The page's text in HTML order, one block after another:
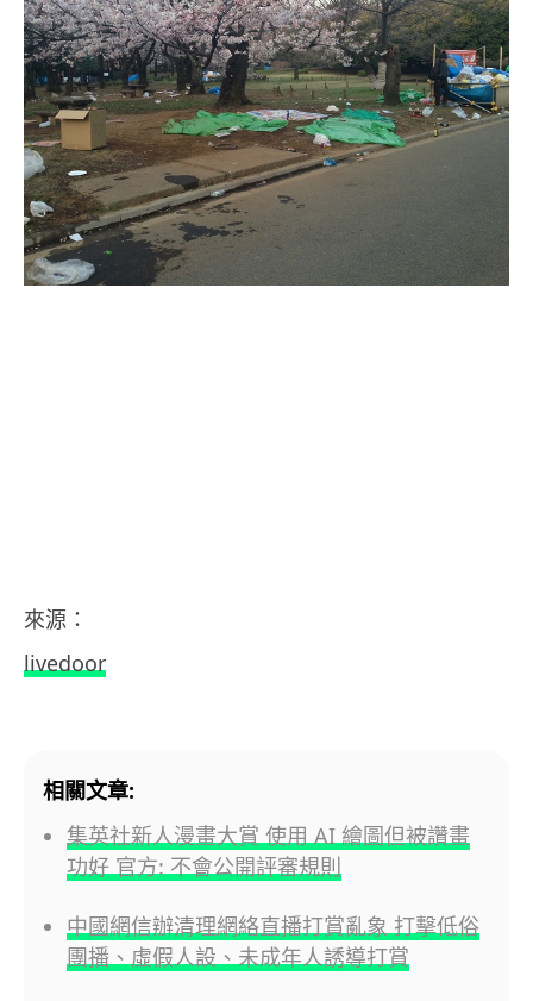
來源：
livedoor
相關文章:
集英社新人漫畫大賞 使用 AI 繪圖但被讚畫
功好 官方: 不會公開評審規則
中國網信辦清理網絡直播打賞亂象 打擊低俗
團播、虛假人設、未成年人誘導打賞